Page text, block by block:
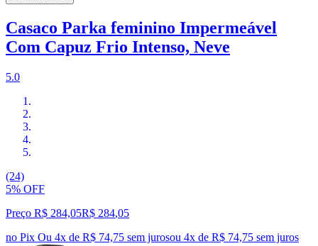
Casaco Parka feminino Impermeável
Com Capuz Frio Intenso, Neve
5.0
(24)
5% OFF
Preço R$ 284,05R$ 284,05
no Pix Ou 4x de R$ 74,75 sem jurosou 4x de R$ 74,75 sem juros